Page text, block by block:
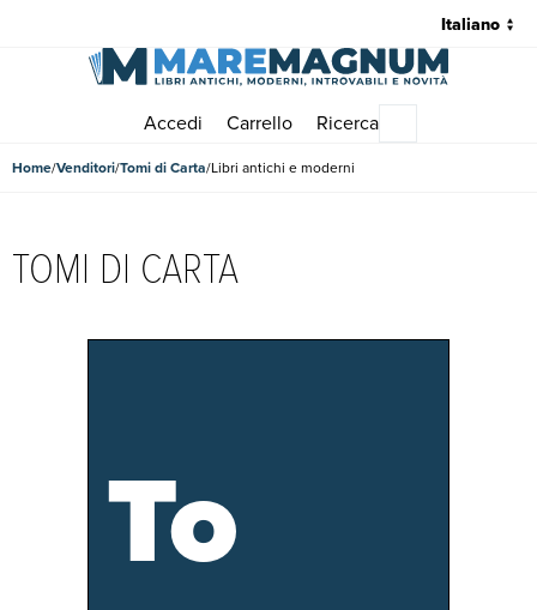
Accedi Carrello Ricerca
Home Venditori Tomi di Carta Libri antichi e moderni
TOMI DI CARTA
To